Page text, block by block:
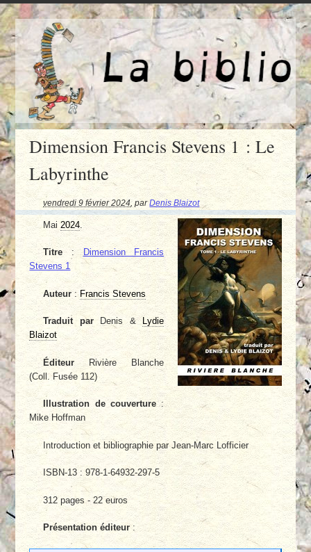
Dimension Francis Stevens 1 : Le
Labyrinthe
vendredi 9 février 2024,parDenis Blaizot
Mai2024 .
Titre :Dimension Francis
Stevens 1
Auteur: Francis Stevens
Traduit parDenis & Lydie
Blaizot
Éditeur Rivière Blanche
(Coll. Fusée 112)
Illustration de couverture:
Mike Hoffman
Introduction et bibliographie par Jean-Marc Lofficier
ISBN-13 : 978-1-64932-297-5
312 pages - 22 euros
Présentation éditeur: